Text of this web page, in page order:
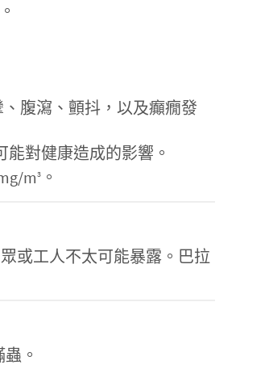
腹瀉、顫抖，以及癲癇發
對健康造成的影響。
m3 。
或工人不太可能暴露。巴拉
。